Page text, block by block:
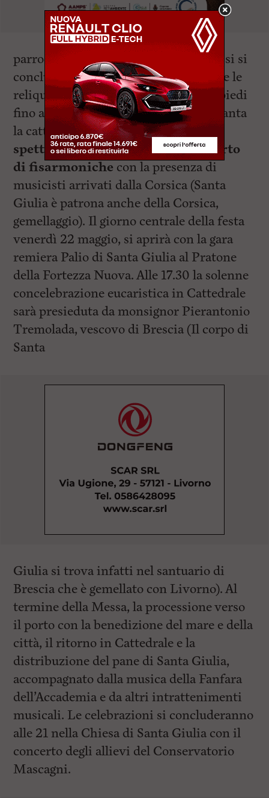
parrocchie. La processione lungo i fossi si
concluderà agli scali Finocchietti dove le
reliquie proseguiranno poi portate a piedi
fino alla Cattedrale. Ad accogliere la Santa
la cattedrale illuminata, un piccolo
spettacolo pirotecnicoeun concerto
di fisarmoniche con la presenza di
musicisti arrivati dalla Corsica (Santa
Giulia è patrona anche della Corsica,
gemellaggio). Il giorno centrale della festa
venerdì 22 maggio, si aprirà con la gara
remiera Palio di Santa Giulia al Pratone
della Fortezza Nuova. Alle 17.30 la solenne
concelebrazione eucaristica in Cattedrale
sarà presieduta da monsignor Pierantonio
Tremolada, vescovo di Brescia (Il corpo di
Santa
Giulia si trova infatti nel santuario di
Brescia che è gemellato con Livorno). Al
termine della Messa, la processione verso
il porto con la benedizione del mare e della
città, il ritorno in Cattedrale e la
distribuzione del pane di Santa Giulia,
accompagnato dalla musica della Fanfara
dell’Accademia e da altri intrattenimenti
musicali. Le celebrazioni si concluderanno
alle 21 nella Chiesa di Santa Giulia con il
concerto degli allievi del Conservatorio
Mascagni.